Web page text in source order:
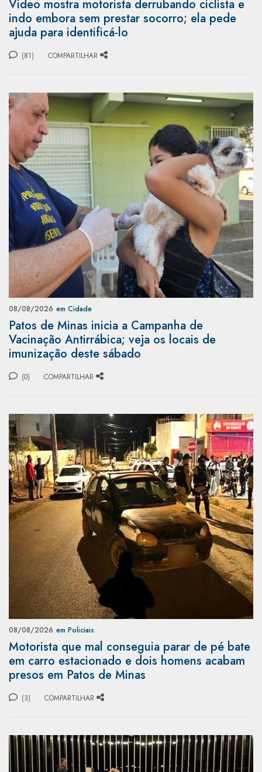
Video mostra motorista derrubando ciclista e
indo embora sem prestar socorro; ela pede
ajuda para identificá-lo
(81) COMPARTILHAR
08/08/2026 em Cidade
Patos de Minas inicia a Campanha de
Vacinação Antirrábica; veja os locais de
imunização deste sábado
(0) COMPARTILHAR
08/08/2026 em Policiais
Motorista que mal conseguia parar de pé bate
em carro estacionado e dois homens acabam
presos em Patos de Minas
(3) COMPARTILHAR